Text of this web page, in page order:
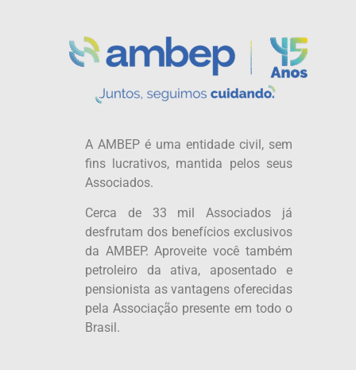
A AMBEP é uma entidade civil, sem
fins lucrativos, mantida pelos seus
Associados.
Cerca de 33 mil Associados já
desfrutam dos benefícios exclusivos
da AMBEP. Aproveite você também
petroleiro da ativa, aposentado e
pensionista as vantagens oferecidas
pela Associação presente em todo o
Brasil.